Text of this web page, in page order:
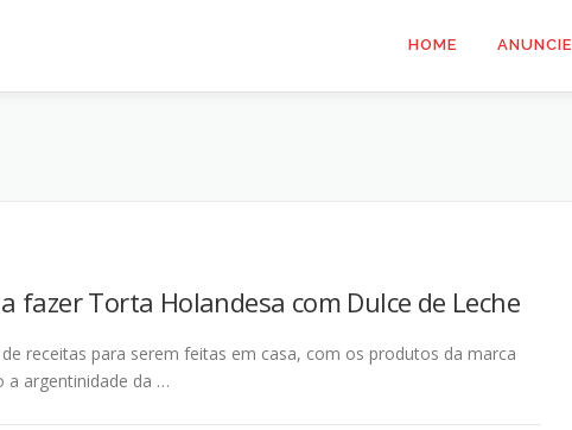
HOME ANUNCIE
fazer Torta Holandesa com Dulce de Leche
receitas para serem feitas em casa, com os produtos da marca
a argentinidade da …